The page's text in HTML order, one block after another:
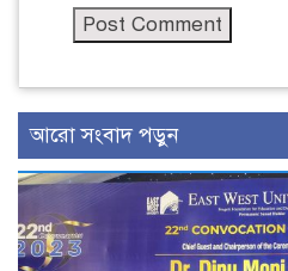
আরো সংবাদ পড়ুন